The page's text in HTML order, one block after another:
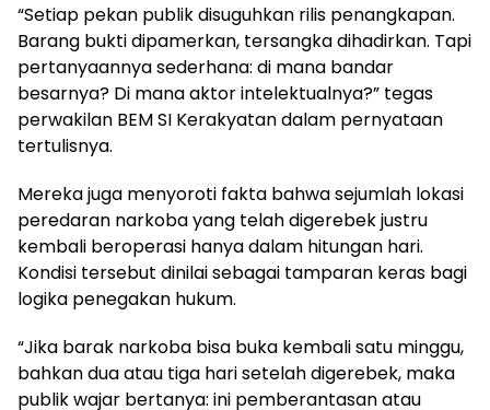
“Setiap pekan publik disuguhkan rilis penangkapan.
Barang bukti dipamerkan, tersangka dihadirkan. Tapi
pertanyaannya sederhana: di mana bandar
besarnya? Di mana aktor intelektualnya?” tegas
perwakilan BEM SI Kerakyatan dalam pernyataan
tertulisnya.
Mereka juga menyoroti fakta bahwa sejumlah lokasi
peredaran narkoba yang telah digerebek justru
kembali beroperasi hanya dalam hitungan hari.
Kondisi tersebut dinilai sebagai tamparan keras bagi
logika penegakan hukum.
“Jika barak narkoba bisa buka kembali satu minggu,
bahkan dua atau tiga hari setelah digerebek, maka
publik wajar bertanya: ini pemberantasan atau